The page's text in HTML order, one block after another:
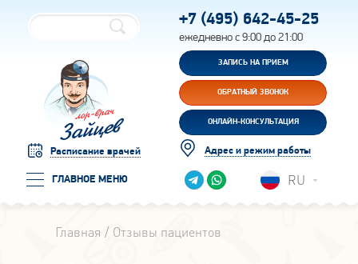
Расписание врачей
ГЛАВНОЕ МЕНЮ
+7 (495) 642-45-25
ежедневно с 9:00 до 21:00
ЗАПИСЬ НА ПРИЕМ
ОБРАТНЫЙ ЗВОНОК
ОНЛАЙН-КОНСУЛЬТАЦИЯ
Адрес и режим работы
RU
Главная Отзывы пациентов